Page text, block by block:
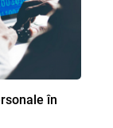
în